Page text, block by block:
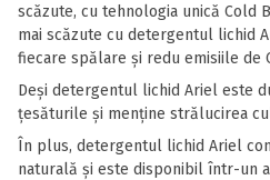
scăzute, cu tehnologia unică Cold
mai scăzute cu detergentul lichid
fiecare spălare și redu emisiile de
Deși detergentul lichid Ariel este
țesăturile și menține strălucirea
În plus, detergentul lichid Ariel
naturală și este disponibil într-un